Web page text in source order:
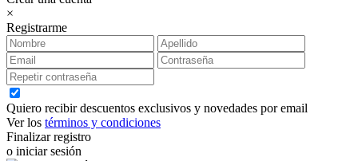
×
Registrarme
Quiero recibir descuentos exclusivos y novedades por email
Ver los términos y condiciones
Finalizar registro
o iniciar sesión